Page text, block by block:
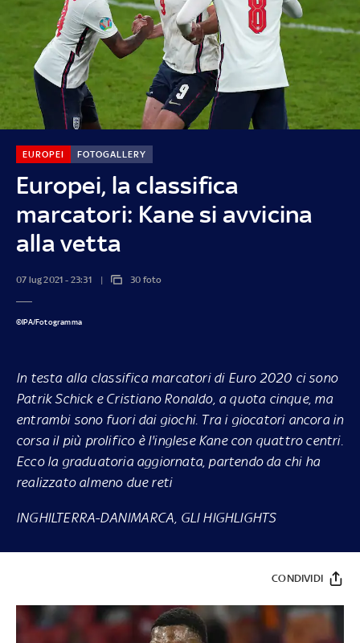
Europei, la classifica
marcatori: Kane si avvicina
alla vetta
EUROPEI FOTOGALLERY
07 lug 2021 - 23:31 30 foto
©IPA/Fotogramma
In testa alla classifica marcatori di Euro 2020 ci sono
Patrik Schick e Cristiano Ronaldo, a quota cinque, ma
entrambi sono fuori dai giochi. Tra i giocatori ancora in
corsa il più prolifico è l'inglese Kane con quattro centri.
Ecco la graduatoria aggiornata, partendo da chi ha
realizzato almeno due reti
INGHILTERRA-DANIMARCA, GLI HIGHLIGHTS
CONDIVIDI